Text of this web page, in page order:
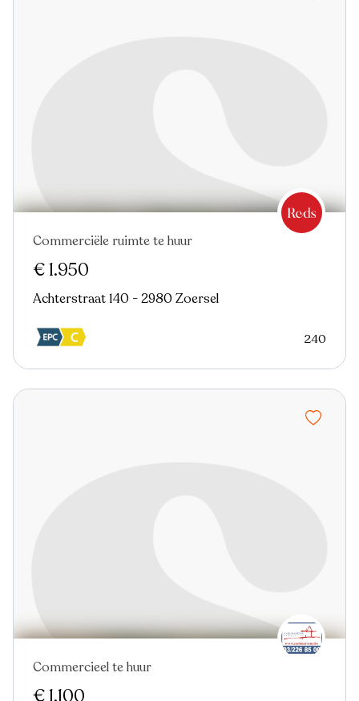
Commerciële ruimte te huur
€ 1.950
Achterstraat 140 - 2980 Zoersel
240
Commercieel te huur
€ 1.100